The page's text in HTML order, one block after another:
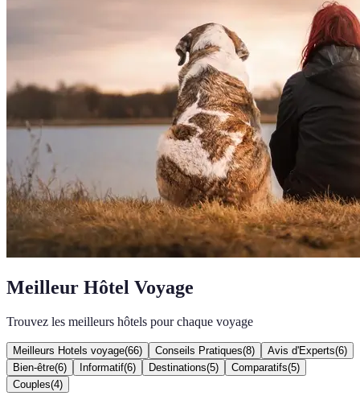
Meilleur Hôtel Voyage
Trouvez les meilleurs hôtels pour chaque voyage
Meilleurs Hotels voyage(66) Conseils Pratiques(8) Avis d'Experts(6)
Bien-être(6) Informatif(6) Destinations(5) Comparatifs(5)
Couples(4)